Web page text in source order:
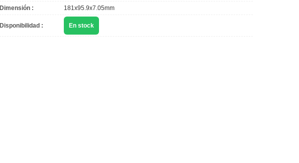
Dimensión :
181x95.9x7.05mm
Disponibilidad : En stock